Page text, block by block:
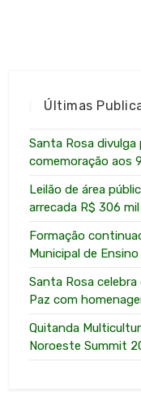
Últimas
Santa Rosa divulga
comemoração aos
Leilão de área
arrecada R$ 306
Formação
Municipal de
Santa Rosa
Paz com
Quitanda
Noroeste Summit